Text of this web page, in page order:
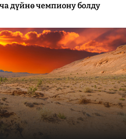
дүйнө чемпиону болду